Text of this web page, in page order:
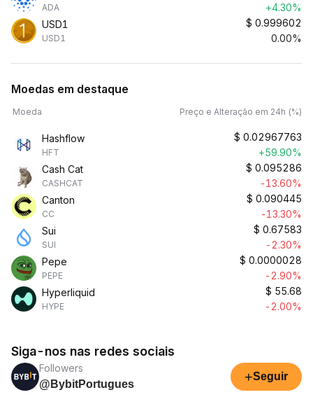
ADA
+4.30%
USD1
USD1
$ 0.999602
0.00%
Moedas em destaque
Moeda Preço e Alteração em 24h (%)
Hashflow
HFT
$ 0.02967763
+59.90%
Cash Cat
CASHCAT
$ 0.095286
-13.60%
Canton
CC
$ 0.090445
-13.30%
Sui
SUI
$ 0.67583
-2.30%
Pepe
PEPE
$ 0.0000028
-2.90%
Hyperliquid
HYPE
$ 55.68
-2.00%
Siga-nos nas redes sociais
Followers
@BybitPortugues
+Seguir